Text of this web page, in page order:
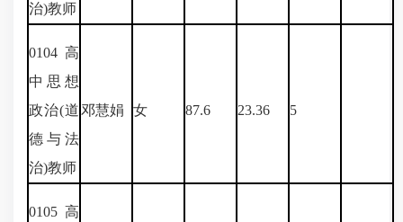
治)教师
0104 高
中思想
政治(道
德与法
治)教师
邓慧娟 女 87.6 23.36 5
0105 高